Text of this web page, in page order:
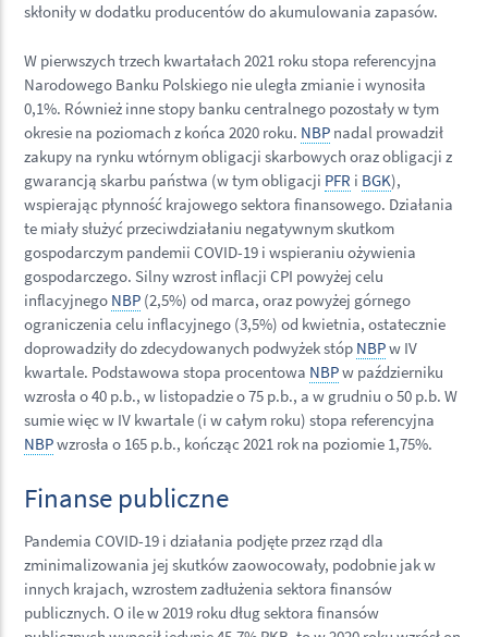
skłoniły w dodatku producentów do akumulowania zapasów.
W pierwszych trzech kwartałach 2021 roku stopa referencyjna
Narodowego Banku Polskiego nie uległa zmianie i wynosiła
0,1%. Również inne stopy banku centralnego pozostały w tym
okresie na poziomach z końca 2020 roku. NBP nadal prowadził
zakupy na rynku wtórnym obligacji skarbowych oraz obligacji z
gwarancją skarbu państwa (w tym obligacji PFR i BGK),
wspierając płynność krajowego sektora finansowego. Działania
te miały służyć przeciwdziałaniu negatywnym skutkom
gospodarczym pandemii COVID-19 i wspieraniu ożywienia
gospodarczego. Silny wzrost inflacji CPI powyżej celu
inflacyjnego NBP (2,5%) od marca, oraz powyżej górnego
ograniczenia celu inflacyjnego (3,5%) od kwietnia, ostatecznie
doprowadziły do zdecydowanych podwyżek stóp NBPw IV
kwartale. Podstawowa stopa procentowa NBPw październiku
wzrosła o 40 p.b., w listopadzie o 75 p.b., a w grudniu o 50 p.b. W
sumie więc w IV kwartale (i w całym roku) stopa referencyjna
NBPwzrosła o 165 p.b., kończąc 2021 rok na poziomie 1,75%.
Finanse publiczne
Pandemia COVID-19 i działania podjęte przez rząd dla
zminimalizowania jej skutków zaowocowały, podobnie jak w
innych krajach, wzrostem zadłużenia sektora finansów
publicznych. O ile w 2019 roku dług sektora finansów